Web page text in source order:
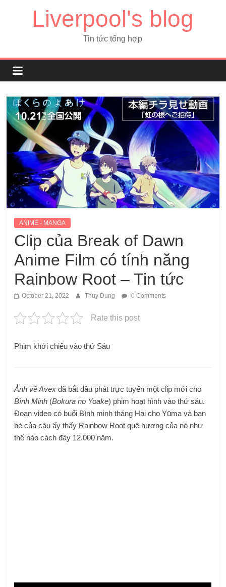
Liverpool's blog
Tin tức tổng hợp
ANIME - MANGA
Clip của Break of Dawn
Anime Film có tính năng
Rainbow Root – Tin tức
October 21, 2022 Thuy Dung 0 Comments
Rate this post
Phim khởi chiếu vào thứ Sáu
Ảnh về Avex đã bắt đầu phát trực tuyến một clip mới cho
Bình Minh (Bokura no Yoake) phim hoạt hình vào thứ sáu.
Đoạn video có buổi Bình minh tháng Hai cho Yūma và bạn
bè của cậu ấy thấy Rainbow Root quê hương của nó như
thế nào cách đây 12.000 năm.